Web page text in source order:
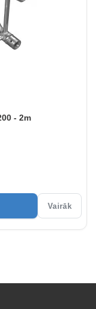
- 2m
Vairāk